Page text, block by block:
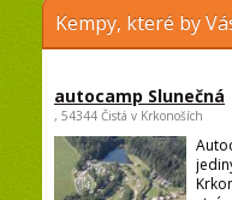
Kempy, které by
autocamp Slunečná
, 54344 Čistá v Krkonoších